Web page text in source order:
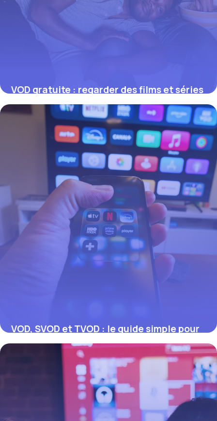
VOD gratuite : regarder des films et séries
légalement sans payer
17 juillet 2026
VOD, SVOD et TVOD : le guide simple pour
tout comprendre